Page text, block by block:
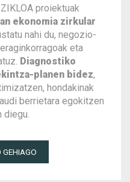
ZIKLOA proiektuak
ekonomia zirkular
nahi du, negozio-
eta
Diagnostiko
planen bidez,
hondakinak
berrietara egokitzen
diegu.